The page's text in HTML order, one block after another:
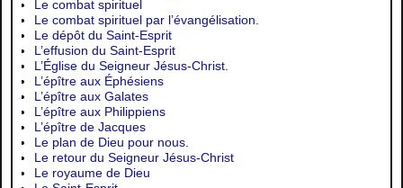
Le combat spirituel
Le combat spirituel par l’évangélisation.
Le dépôt du Saint-Esprit
L’effusion du Saint-Esprit
L’Église du Seigneur Jésus-Christ.
L’épître aux Éphésiens
L’épître aux Galates
L’épître aux Philippiens
L’épître de Jacques
Le plan de Dieu pour nous.
Le retour du Seigneur Jésus-Christ
Le royaume de Dieu